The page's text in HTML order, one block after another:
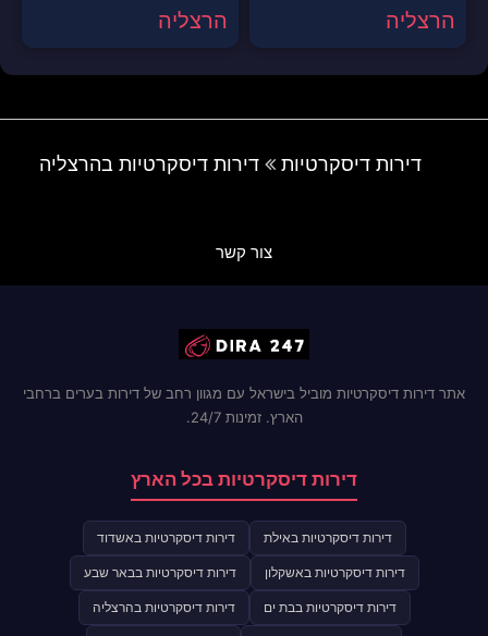
הרצליה הרצליה
דירות דיסקרטיות דירות דיסקרטיות בהרצליה
צור קשר
אתר דירות דיסקרטיות מוביל בישראל עם מגוון רחב של דירות בערים ברחבי
הארץ. זמינות 24/7.
דירות דיסקרטיות בכל הארץ
דירות דיסקרטיות באילת דירות דיסקרטיות באשדוד
דירות דיסקרטיות באשקלון דירות דיסקרטיות בבאר שבע
דירות דיסקרטיות בבת ים דירות דיסקרטיות בהרצליה